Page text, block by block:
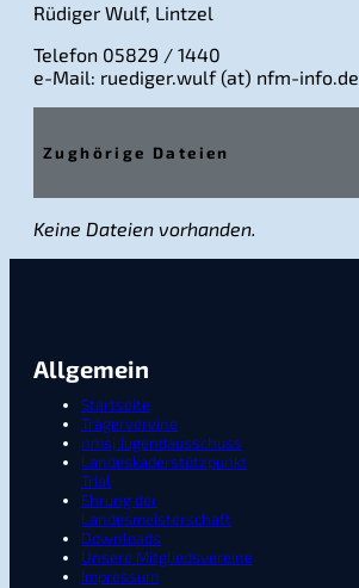
Rüdiger Wulf, Lintzel
Telefon 05829 / 1440
e-Mail: ruediger.wulf (at) nfm-info.de
Zughörige Dateien
Keine Dateien vorhanden.
Allgemein
Startseite
Trägervereine
nmsj Jugendausschuss
Landeskaderstützpunkt
Trial
Ehrung der
Landesmeisterschaft
Downloads
Unsere Mitgliedsvereine
Impressum